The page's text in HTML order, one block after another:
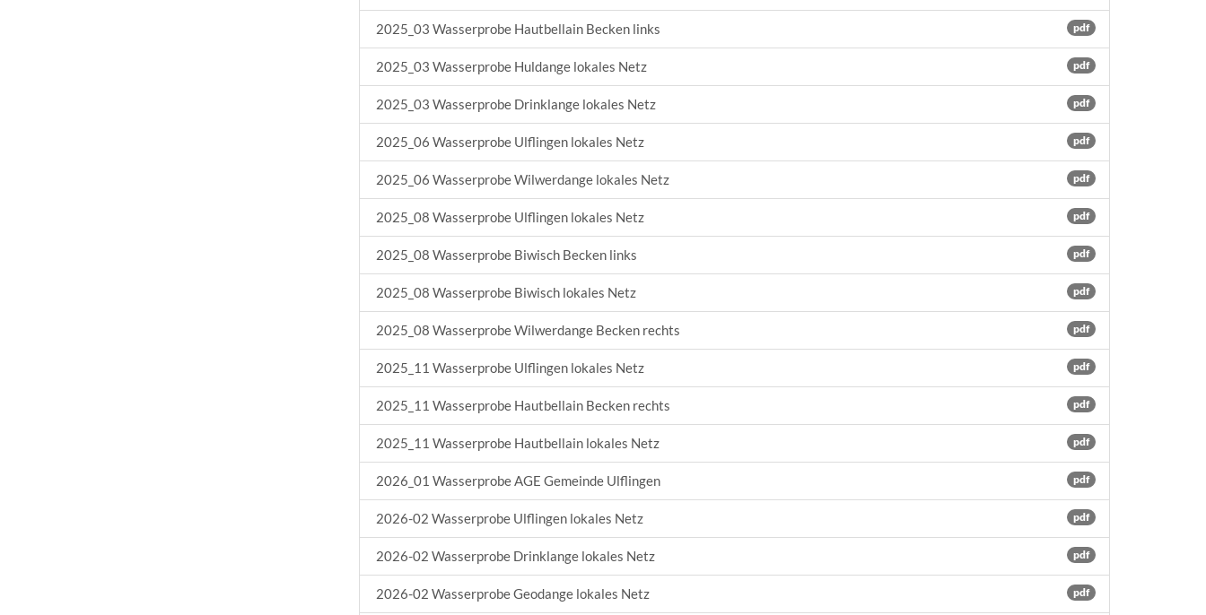
pdf
2025_03 Wasserprobe Hautbellain Becken links
pdf
2025_03 Wasserprobe Huldange lokales Netz
pdf
2025_03 Wasserprobe Drinklange lokales Netz
pdf
2025_06 Wasserprobe Ulflingen lokales Netz
pdf
2025_06 Wasserprobe Wilwerdange lokales Netz
pdf
2025_08 Wasserprobe Ulflingen lokales Netz
pdf
2025_08 Wasserprobe Biwisch Becken links
pdf
2025_08 Wasserprobe Biwisch lokales Netz
pdf
2025_08 Wasserprobe Wilwerdange Becken rechts
pdf
2025_11 Wasserprobe Ulflingen lokales Netz
pdf
2025_11 Wasserprobe Hautbellain Becken rechts
pdf
2025_11 Wasserprobe Hautbellain lokales Netz
pdf
2026_01 Wasserprobe AGE Gemeinde Ulflingen
pdf
2026-02 Wasserprobe Ulflingen lokales Netz
pdf
2026-02 Wasserprobe Drinklange lokales Netz
pdf
2026-02 Wasserprobe Geodange lokales Netz